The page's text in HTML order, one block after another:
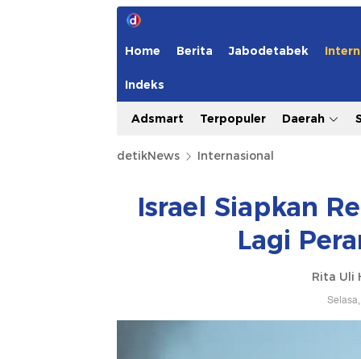
Home Berita Jabodetabek
Indeks
Adsmart Terpopuler Daerah
detikNews Internasional
Israel Siapkan
Lagi
Rita Uli